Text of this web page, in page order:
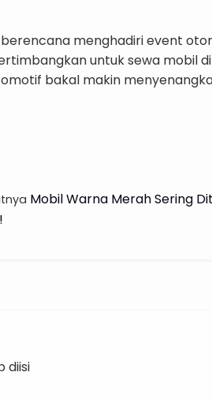
menghadiri event
untuk sewa mobil
bakal makin
Mobil Warna Merah Sering
diisi